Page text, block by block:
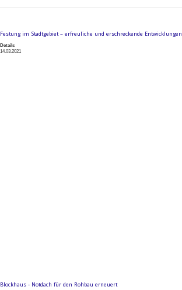
Festung im Stadtgebiet – erfreuliche und erschreckende Entwicklungen
Details
14.03.2021
Blockhaus - Notdach für den Rohbau erneuert